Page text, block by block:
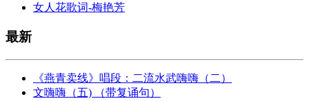
女人花歌词-梅艳芳
最新
《燕青卖线》唱段：二流水武嗨嗨（二）
文嗨嗨（五) （带复诵句）